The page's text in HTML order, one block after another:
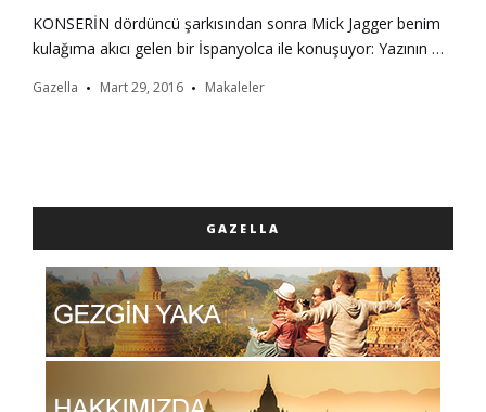
KONSERİN dördüncü şarkısından sonra Mick Jagger benim
kulağıma akıcı gelen bir İspanyolca ile konuşuyor: Yazının …
Gazella Mart 29, 2016 Makaleler
GAZELLA